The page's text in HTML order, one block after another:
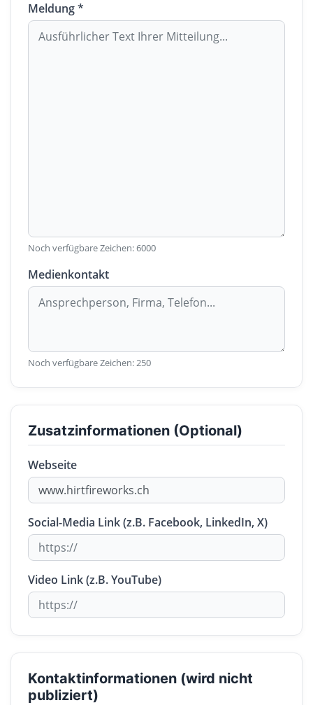
Meldung *
Noch verfügbare Zeichen:6000
Medienkontakt
Noch verfügbare Zeichen:250
Zusatzinformationen (Optional)
Webseite
Social-Media Link (z.B. Facebook, LinkedIn, X)
Video Link (z.B. YouTube)
Kontaktinformationen (wird nicht
publiziert)